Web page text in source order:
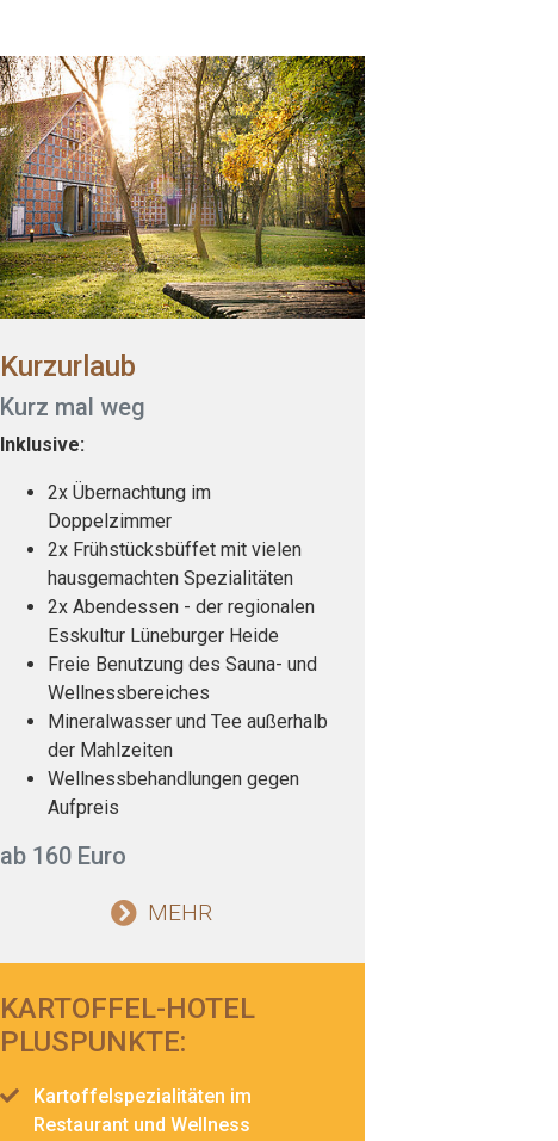
Kurzurlaub
Kurz mal weg
Inklusive:
2x Übernachtung im
Doppelzimmer
2x Frühstücksbüffet mit vielen
hausgemachten Spezialitäten
2x Abendessen - der regionalen
Esskultur Lüneburger Heide
Freie Benutzung des Sauna- und
Wellnessbereiches
Mineralwasser und Tee außerhalb
der Mahlzeiten
Wellnessbehandlungen gegen
Aufpreis
ab 160 Euro
MEHR
KARTOFFEL-HOTEL
PLUSPUNKTE:
Kartoffelspezialitäten im
Restaurant und Wellness